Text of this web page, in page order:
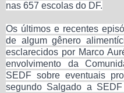
nas 657 escolas do DF.
Os últimos e recentes
de algum gênero
esclarecidos por Marco
envolvimento da
SEDF sobre eventuais
segundo Salgado a